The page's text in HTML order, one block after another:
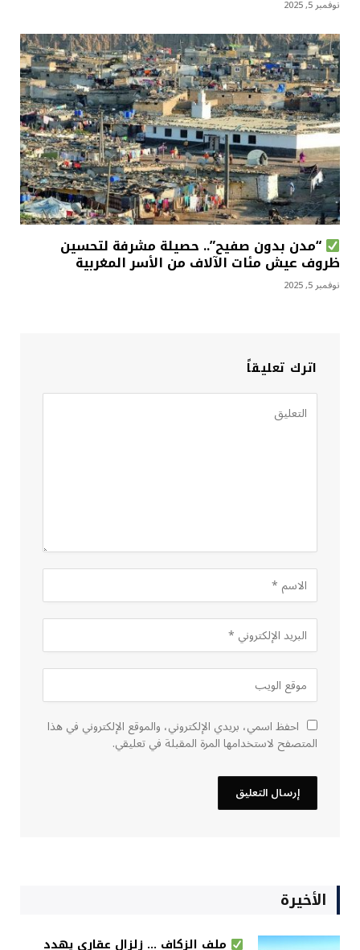
نوفمبر 5, 2025
“مدن بدون صفيح”.. حصيلة مشرفة لتحسين
ظروف عيش مئات الآلاف من الأسر المغربية
نوفمبر 5, 2025
اترك تعليقاً
احفظ اسمي، بريدي الإلكتروني، والموقع الإلكتروني في هذا
المتصفح لاستخدامها المرة المقبلة في تعليقي.
الأخيرة
ملف الزكاف … زلزال عقاري يهدد